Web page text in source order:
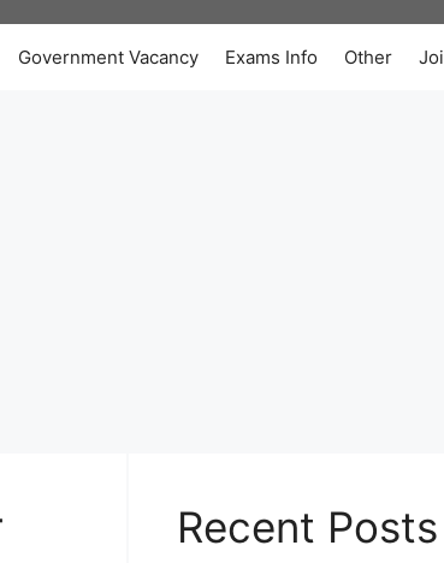
Government Vacancy Exams Info Other
Recent Posts